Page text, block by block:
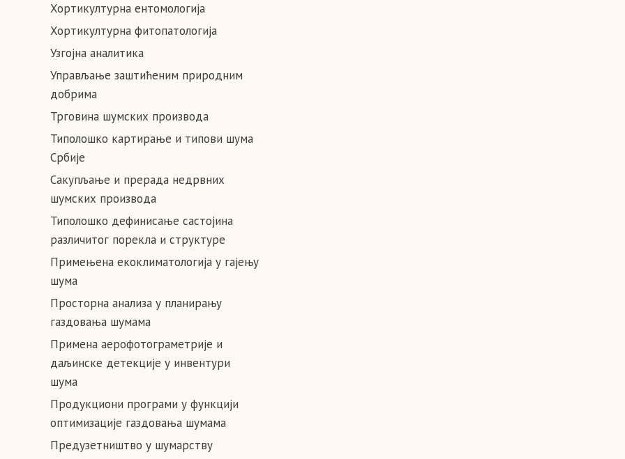
Хортикултурна ентомологија
Хортикултурна фитопатологија
Узгојна аналитика
Управљање заштићеним природним
добрима
Трговина шумских производа
Типолошко картирање и типови шума
Србије
Сакупљање и прерада недрвних
шумских производа
Типолошко дефинисање састојина
различитог порекла и структуре
Примењена екоклиматологија у гајењу
шума
Просторна анализа у планирању
газдовања шумама
Примена аерофотограметрије и
даљинске детекције у инвентури
шума
Продукциони програми у функцији
оптимизације газдовања шумама
Предузетништво у шумарству